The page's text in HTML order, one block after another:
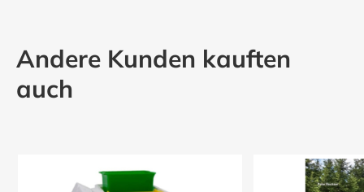
Andere Kunden kauften
auch